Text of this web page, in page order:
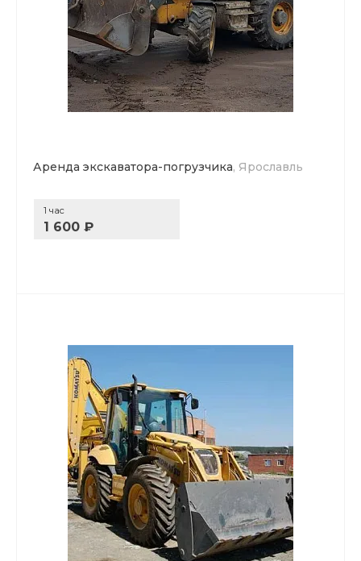
Аренда экскаватора-погрузчика, Ярославль
1 час
1 600 ₽